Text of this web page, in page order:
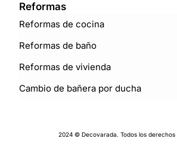
Reformas
Reformas de cocina
Reformas de baño
Reformas de vivienda
Cambio de bañera por ducha
2024 © Decovarada. Todos los derechos